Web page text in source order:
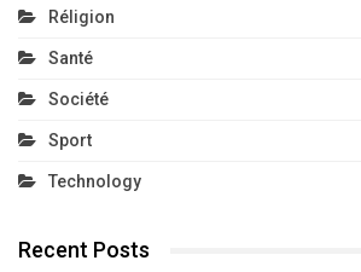
Réligion
Santé
Société
Sport
Technology
Recent Posts